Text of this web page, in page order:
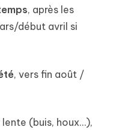
, après les
début avril si
, vers fin août /
(buis, houx…),